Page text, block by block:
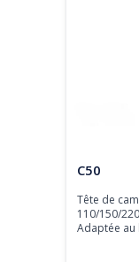
Tête de
C50
Tête de
110/150/
Adaptée au